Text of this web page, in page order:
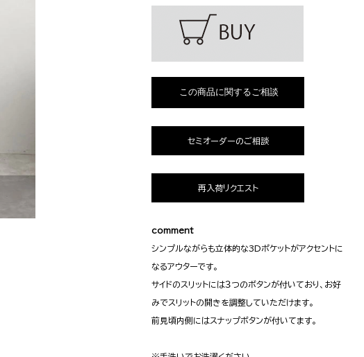
セミオーダーのご相談
再入荷リクエスト
comment
シンプルながらも立体的な3Dポケットがアクセントに
なるアウターです。
サイドのスリットには３つのボタンが付いており、お好
みでスリットの開きを調整していただけます。
前見頃内側にはスナップボタンが付いてます。